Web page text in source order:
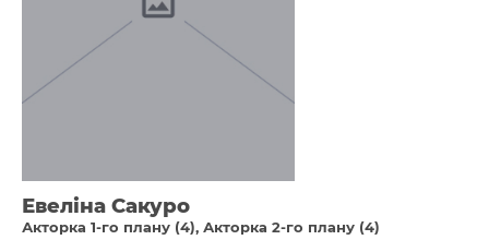
Евеліна Сакуро
Акторка 1-го плану (4) Акторка 2-го плану (4)